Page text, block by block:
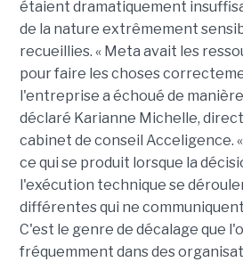
étaient dramatiquement
de la nature extrêmement
recueillies. « Meta avait les
pour faire les choses
l'entreprise a échoué de
déclaré Karianne Michelle,
cabinet de conseil Acceligence.
ce qui se produit lorsque la
l'exécution technique se
différentes qui ne
C'est le genre de décalage que
fréquemment dans des